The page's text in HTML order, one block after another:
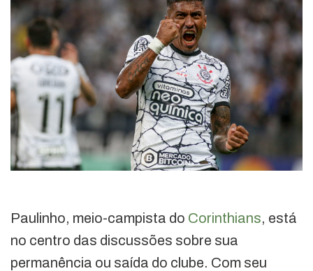
Paulinho, meio-campista do Corinthians, está
no centro das discussões sobre sua
permanência ou saída do clube. Com seu